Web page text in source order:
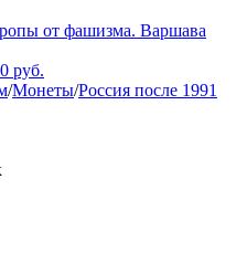
от фашизма. Варшава
руб.
/Монеты/Россия после 1991